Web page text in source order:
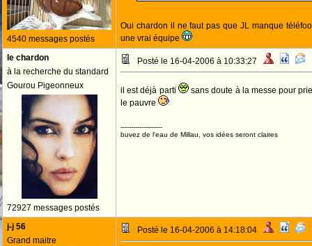
4540 messages postés
Oui chardon il ne faut pas que JL manque
une vrai équipe
le chardon
à la recherche du standard
Gourou Pigeonneux
72927 messages postés
Posté le 16-04-2006 à 10:33:27
il est déjà parti
sans doute à la messe pour
le pauvre
--------------------
buvez de l'eau de Millau, vos idées seront claires
j-j 56
Grand maitre
Posté le 16-04-2006 à 14:18:04